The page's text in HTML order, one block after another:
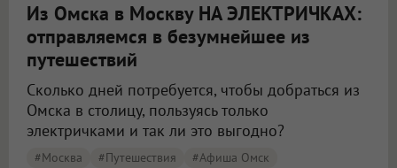
Из Омска в Москву НА ЭЛЕКТРИЧКАХ:
отправляемся в безумнейшее из
путешествий
Сколько дней потребуется, чтобы добраться из
Омска в столицу, пользуясь только
электричками и так ли это выгодно?
#Москва #путешествия
#Афиша Омск